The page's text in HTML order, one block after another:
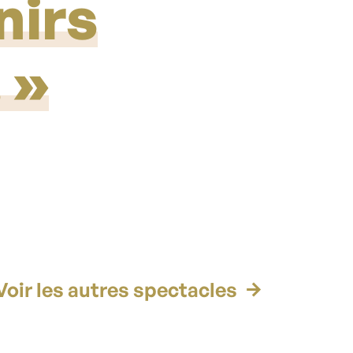
les autres spectacles